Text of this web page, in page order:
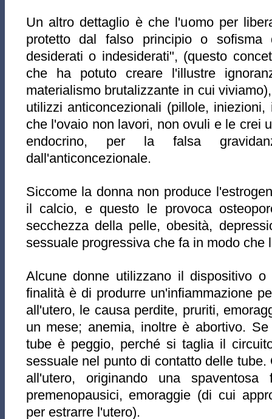
Un altro dettaglio è che l'uomo per
protetto dal falso principio o sofisma
desiderati o indesiderati", (questo
che ha potuto creare l'illustre
materialismo brutalizzante in cui
utilizzi anticoncezionali (pillole,
che l'ovaio non lavori, non ovuli e le crei
endocrino, per la falsa
dall'anticoncezionale.
Siccome la donna non produce
il calcio, e questo le provoca
secchezza della pelle, obesità,
sessuale progressiva che fa in modo che
Alcune donne utilizzano il dispositivo
finalità è di produrre un'infiammazione
all'utero, le causa perdite, pruriti,
un mese; anemia, inoltre è abortivo.
tube è peggio, perché si taglia il
sessuale nel punto di contatto delle
all'utero, originando una spaventosa
premenopausici, emoraggie (di cui
per estrarre l'utero).